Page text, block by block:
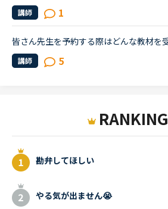
講師 1
講師 5
RANKING
勘弁してほしい
やる気が出ません😭